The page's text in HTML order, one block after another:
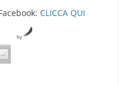
CLICCA QUI
by